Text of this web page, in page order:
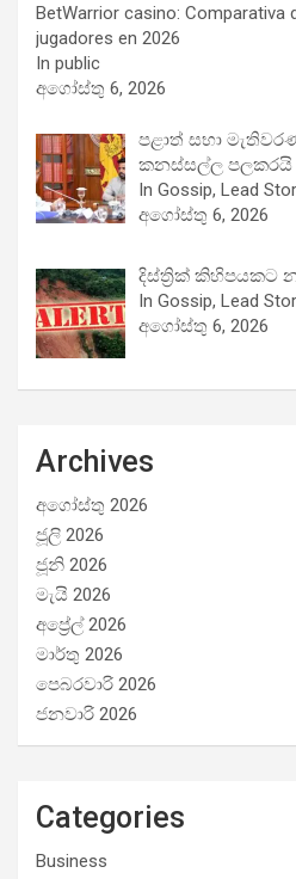
BetWarrior casino: Comparativa
jugadores en 2026
In public
අගෝස්තු 6, 2026
පළාත් සභා
කනස්සල්ල පලකරයි
In Gossip, Lead
අගෝස්තු 6, 2026
දිස්ත්‍රික් කිහිපයකට
In Gossip, Lead
අගෝස්තු 6, 2026
Archives
අගෝස්තු 2026
ජූලි 2026
ජූනි 2026
මැයි 2026
අප්‍රේල් 2026
මාර්තු 2026
පෙබරවාරි 2026
ජනවාරි 2026
Categories
Business